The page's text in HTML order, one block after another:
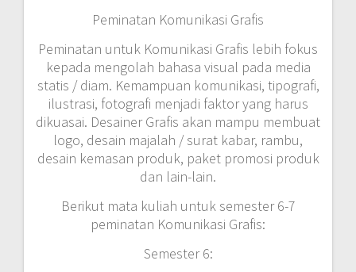
Peminatan Komunikasi Grafis
Peminatan untuk Komunikasi Grafis lebih fokus
kepada mengolah bahasa visual pada media
statis / diam. Kemampuan komunikasi, tipografi,
ilustrasi, fotografi menjadi faktor yang harus
dikuasai. Desainer Grafis akan mampu membuat
logo, desain majalah / surat kabar, rambu,
desain kemasan produk, paket promosi produk
dan lain-lain.
Berikut mata kuliah untuk semester 6-7
peminatan Komunikasi Grafis:
Semester 6: